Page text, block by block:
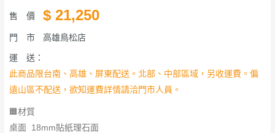
售 價 $ 21,250
門 市 高雄鳥松店
運 送：
此商品限台南、高雄、屏東配送。北部、中部區域，另收運費。偏
遠山區不配送，欲知運費詳情請洽門市人員。
🟧材質
桌面 18mm貼紙理石面